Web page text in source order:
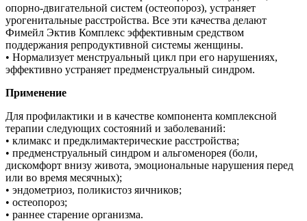
опорно-двигательной систем (остеопороз), устраняет
урогенитальные расстройства. Все эти качества делают
Фимейл Эктив Комплекс эффективным средством
поддержания репродуктивной системы женщины.
• Нормализует менструальный цикл при его нарушениях,
эффективно устраняет предменструальный синдром.
Применение
Для профилактики и в качестве компонента комплексной
терапии следующих состояний и заболеваний:
• климакс и предклимактерические расстройства;
• предменструальный синдром и альгоменорея (боли,
дискомфорт внизу живота, эмоциональные нарушения перед
или во время месячных);
• эндометриоз, поликистоз яичников;
• остеопороз;
• раннее старение организма.